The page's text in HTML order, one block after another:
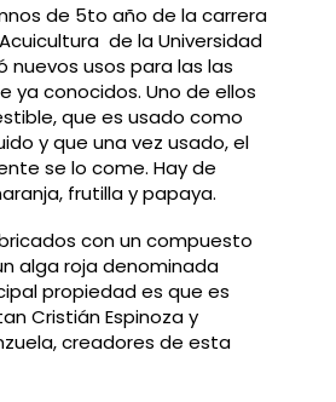
de 5to año de la carrera
de la Universidad
nuevos usos para las las
ya conocidos. Uno de ellos
que es usado como
y que una vez usado, el
se lo come. Hay de
frutilla y papaya.
con un compuesto
alga roja denominada
propiedad es que es
Cristián Espinoza y
creadores de esta